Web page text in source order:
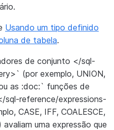
Usando um tipo definido
de tabela.
de conjunto </sql-
(por exemplo, UNION,
as :doc:` funções de
sql-reference/expressions-
CASE, IFF, COALESCE,
uma expressão que